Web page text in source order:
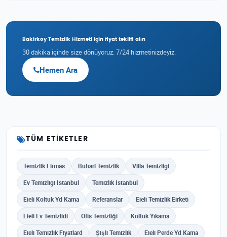
Bakirkoy Temizlik Hizmeti için fiyat teklifi alın
30 dakika içinde size dönüyoruz. 7/24 hizmetinizdeyiz.
Hemen Ara
TÜM ETIKETLER
Temizlik Firmas Buharl Temizlik Villa Temizligi
Ev Temizligi Istanbul Temizlik Istanbul
Eieli Koltuk Yd Kama Referanslar Eieli Temizlik Eirketi
Eieli Ev Temizlidi Ofis Temizliği Koltuk Yıkama
Eieli Temizlik Fiyatlard Şişli Temizlik Eieli Perde Yd Kama